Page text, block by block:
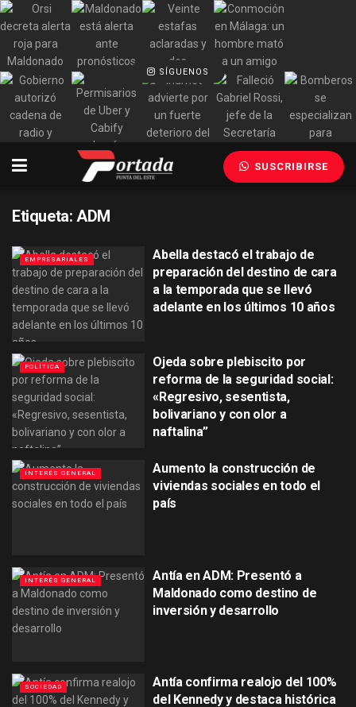
SÍGUENOS
SUSCRIBIRSE
Etiqueta: ADM
EMPRESARIALES
Abella destacó el trabajo de
preparación del destino de cara
a la temporada que se llevó
adelante en los últimos 10 años
POLÍTICA
Ojeda sobre plebiscito por
reforma de la seguridad social:
«Regresivo, sesentista,
bolivariano y con olor a
naftalina”
INTERÉS GENERAL
Aumento la construcción de
viviendas sociales en todo el
país
INTERÉS GENERAL
Antía en ADM: Presentó a
Maldonado como destino de
inversión y desarrollo
SOCIEDAD
Antía confirma realojo del 100%
del Kennedy y destaca histórica